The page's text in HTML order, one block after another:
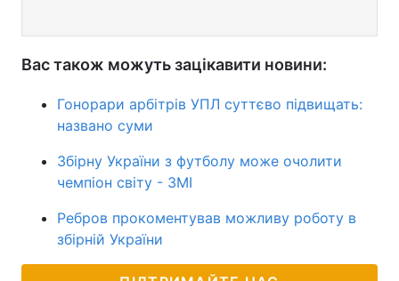
Вас також можуть зацікавити новини:
Гонорари арбітрів УПЛ суттєво підвищать:
названо суми
Збірну України з футболу може очолити
чемпіон світу - ЗМІ
Ребров прокоментував можливу роботу в
збірній України